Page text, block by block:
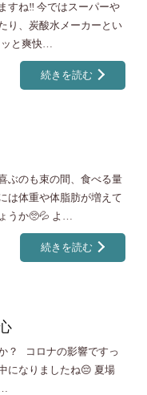
すね‼️ 今ではスーパーや
り、炭酸水メーカーとい
ッと爽快…
続きを読む
ぶのも束の間、食べる量
は体重や体脂肪が増えて
うか🥺💦 よ…
続きを読む
？ コロナの影響ですっ
になりましたね😔 夏場